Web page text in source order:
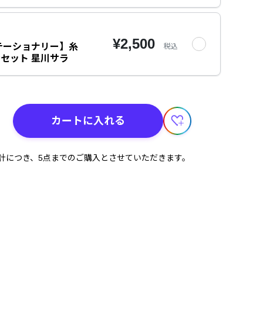
ーショナリー】糸
ット 星川サラ
¥2,500 税込
カートに入れる
につき、5点までのご購入とさせていただきます。